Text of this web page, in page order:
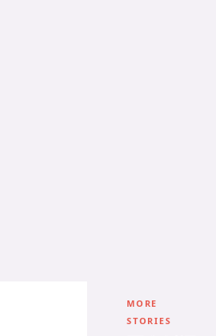
MORE
STORIES